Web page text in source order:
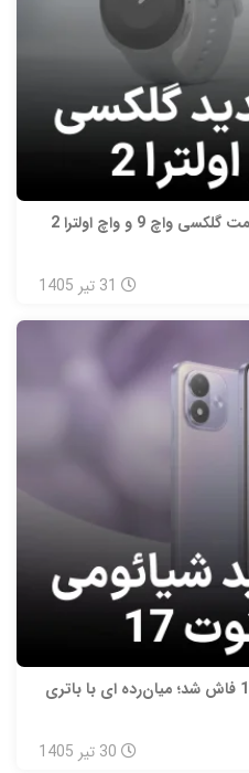
فاش شدن مشخصات نهایی و قیمت گلکسی واچ 9 و واچ اولترا 2
31 تیر 1405
تاریخ عرضه جهانی ردمی نوت 17 فاش شد؛ میان‌رده‌ ای با باتری
30 تیر 1405